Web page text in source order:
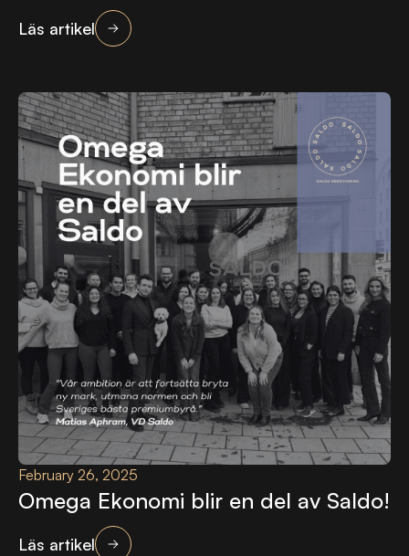
Läs artikel
February 26, 2025
Omega Ekonomi blir en del av Saldo!
Läs artikel